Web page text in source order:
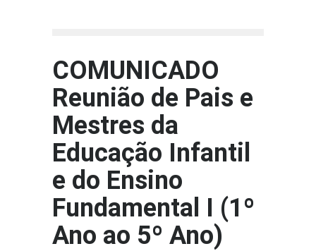
COMUNICADO
Reunião de Pais e
Mestres da
Educação Infantil
e do Ensino
Fundamental I (1º
Ano ao 5º Ano)